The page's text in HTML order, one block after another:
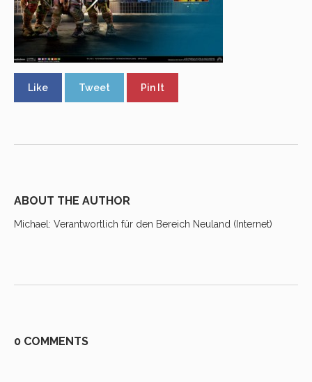
Like Tweet Pin It
ABOUT THE AUTHOR
Michael : Verantwortlich für den Bereich Neuland (Internet)
0 COMMENTS